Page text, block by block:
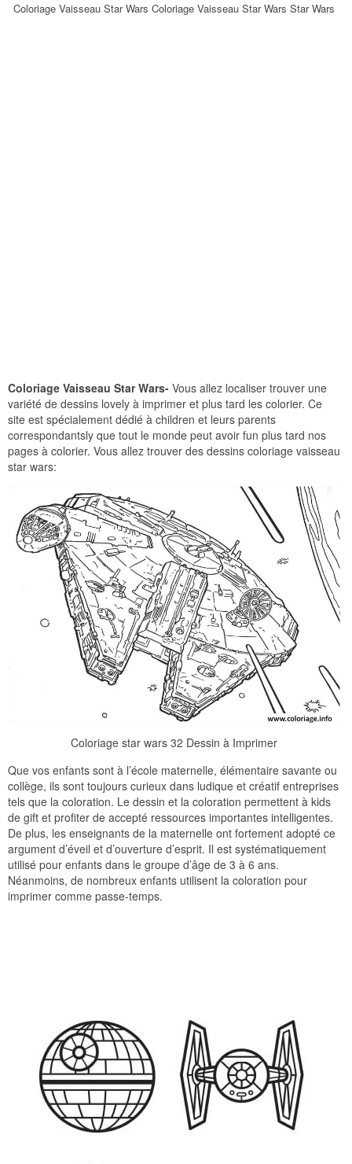
Coloriage Vaisseau Star Wars Coloriage Vaisseau Star Wars Star Wars
Coloriage Vaisseau Star Wars- Vous allez localiser trouver une
variété de dessins lovely à imprimer et plus tard les colorier. Ce
site est spécialement dédié à children et leurs parents
correspondantsly que tout le monde peut avoir fun plus tard nos
pages à colorier. Vous allez trouver des dessins coloriage vaisseau
star wars:
Coloriage star wars 32 Dessin à Imprimer
Que vos enfants sont à l’école maternelle, élémentaire savante ou
collège, ils sont toujours curieux dans ludique et créatif entreprises
tels que la coloration. Le dessin et la coloration permettent à kids
de gift et profiter de accepté ressources importantes intelligentes.
De plus, les enseignants de la maternelle ont fortement adopté ce
argument d’éveil et d’ouverture d’esprit. Il est systématiquement
utilisé pour enfants dans le groupe d’âge de 3 à 6 ans.
Néanmoins, de nombreux enfants utilisent la coloration pour
imprimer comme passe-temps.